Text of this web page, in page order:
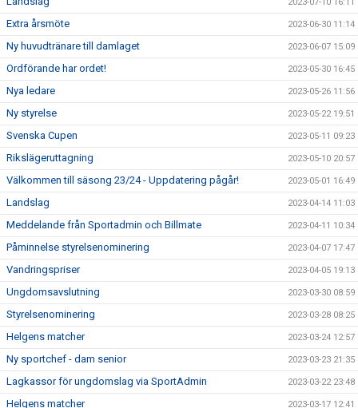
Extra årsmöte 2023-06-30 11:14
Ny huvudtränare till damlaget 2023-06-07 15:09
Ordförande har ordet! 2023-05-30 16:45
Nya ledare 2023-05-26 11:56
Ny styrelse 2023-05-22 19:51
Svenska Cupen 2023-05-11 09:23
Rikslägeruttagning 2023-05-10 20:57
Välkommen till säsong 23/24 - Uppdatering pågår! 2023-05-01 16:49
Landslag 2023-04-14 11:03
Meddelande från Sportadmin och Billmate 2023-04-11 10:34
Påminnelse styrelsenominering 2023-04-07 17:47
Vandringspriser 2023-04-05 19:13
Ungdomsavslutning 2023-03-30 08:59
Styrelsenominering 2023-03-28 08:25
Helgens matcher 2023-03-24 12:57
Ny sportchef - dam senior 2023-03-23 21:35
Lagkassor för ungdomslag via SportAdmin 2023-03-22 23:48
Helgens matcher 2023-03-17 12:41